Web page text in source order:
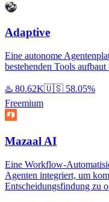
Adaptive
Eine autonome
bestehenden Tools
♨️ 80.62K🇺🇸 58.05%
Freemium
Mazaal AI
Eine Workflow-
Agenten integriert, um
Entscheidungsfindung zu